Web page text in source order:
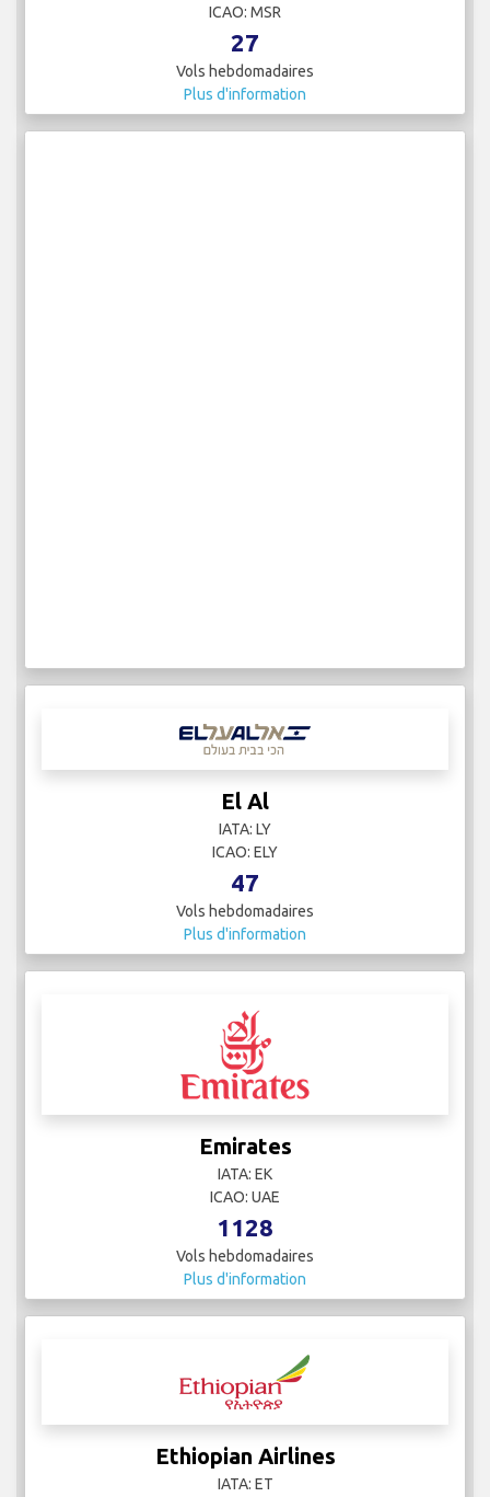
ICAO: MSR
27
Vols hebdomadaires
Plus d'information
El Al
IATA: LY
ICAO: ELY
47
Vols hebdomadaires
Plus d'information
Emirates
IATA: EK
ICAO: UAE
1128
Vols hebdomadaires
Plus d'information
Ethiopian Airlines
IATA: ET